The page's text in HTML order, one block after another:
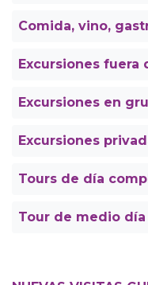
Comida, vino,
Excursiones fuera
Excursiones en
Excursiones
Tours de día
Tour de medio día